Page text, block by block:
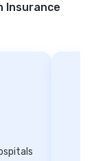
Insurance